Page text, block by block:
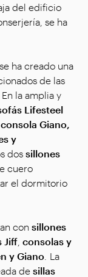
del edificio
se ha
ha creado una
de las
la amplia y
Lifesteel
Giano,
y
dos sillones
cuero
el dormitorio
con sillones
Jiff consolas y
y Giano . La
de sillas